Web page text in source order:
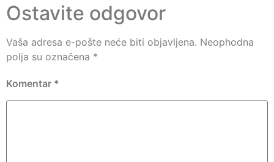
Ostavite odgovor
Vaša adresa e-pošte neće biti objavljena. Neophodna
polja su označena *
Komentar *